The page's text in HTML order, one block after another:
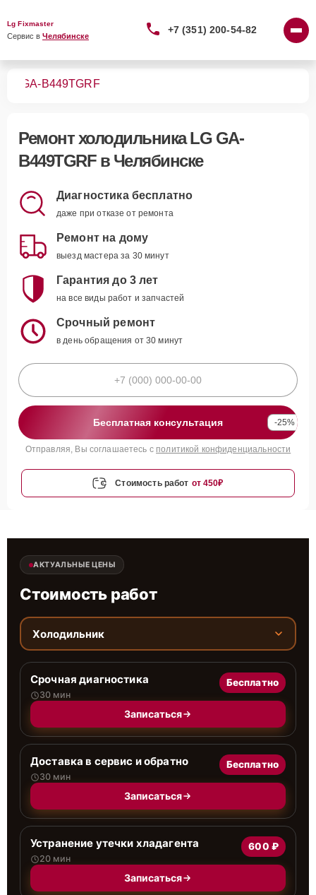
Lg Fixmaster
Сервис в Челябинске
+7 (351) 200-54-82
GA-B449TGRF
Ремонтхолодильника LG GA-
B449TGRFв Челябинске
Диагностика бесплатно
даже при отказе от ремонта
Ремонт на дому
выезд мастера за 30 минут
Гарантия до 3 лет
на все виды работ и запчастей
Срочный ремонт
в день обращения от 30 минут
Бесплатная консультация -25%
Отправляя, Вы соглашаетесь с политикой конфиденциальности
Стоимость работ от 450₽
АКТУАЛЬНЫЕ ЦЕНЫ
Стоимость работ
Холодильник
Срочная диагностика
30 мин
Бесплатно
Записаться
Доставка в сервис и обратно
30 мин
Бесплатно
Записаться
Устранение утечки хладагента
20 мин
600 ₽
Записаться